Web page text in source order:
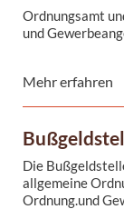
sich
Märkte
Jagdwesen
Veranstaltungen
Hundehaltung
...
Ordnungsamt
und
Mehr erfahren
Die
allgemeine
Ordnung.und